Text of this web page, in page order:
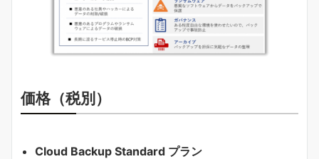
価格（税別）
Cloud Backup Standard プラン